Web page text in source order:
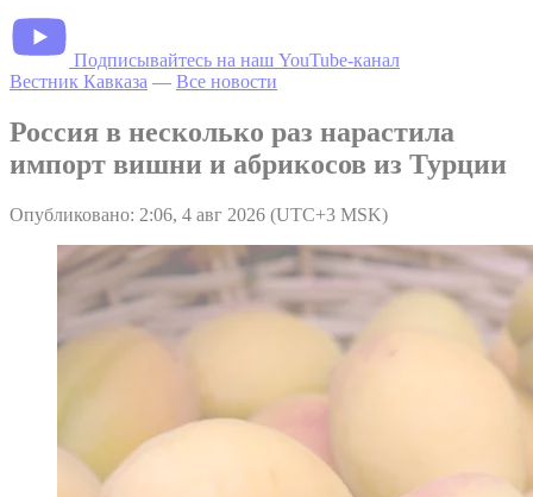
Подписывайтесь на наш YouTube-канал
Вестник Кавказа — Все новости
Россия в несколько раз нарастила
импорт вишни и абрикосов из Турции
Опубликовано: 2:06, 4 авг 2026 (UTC+3 MSK)